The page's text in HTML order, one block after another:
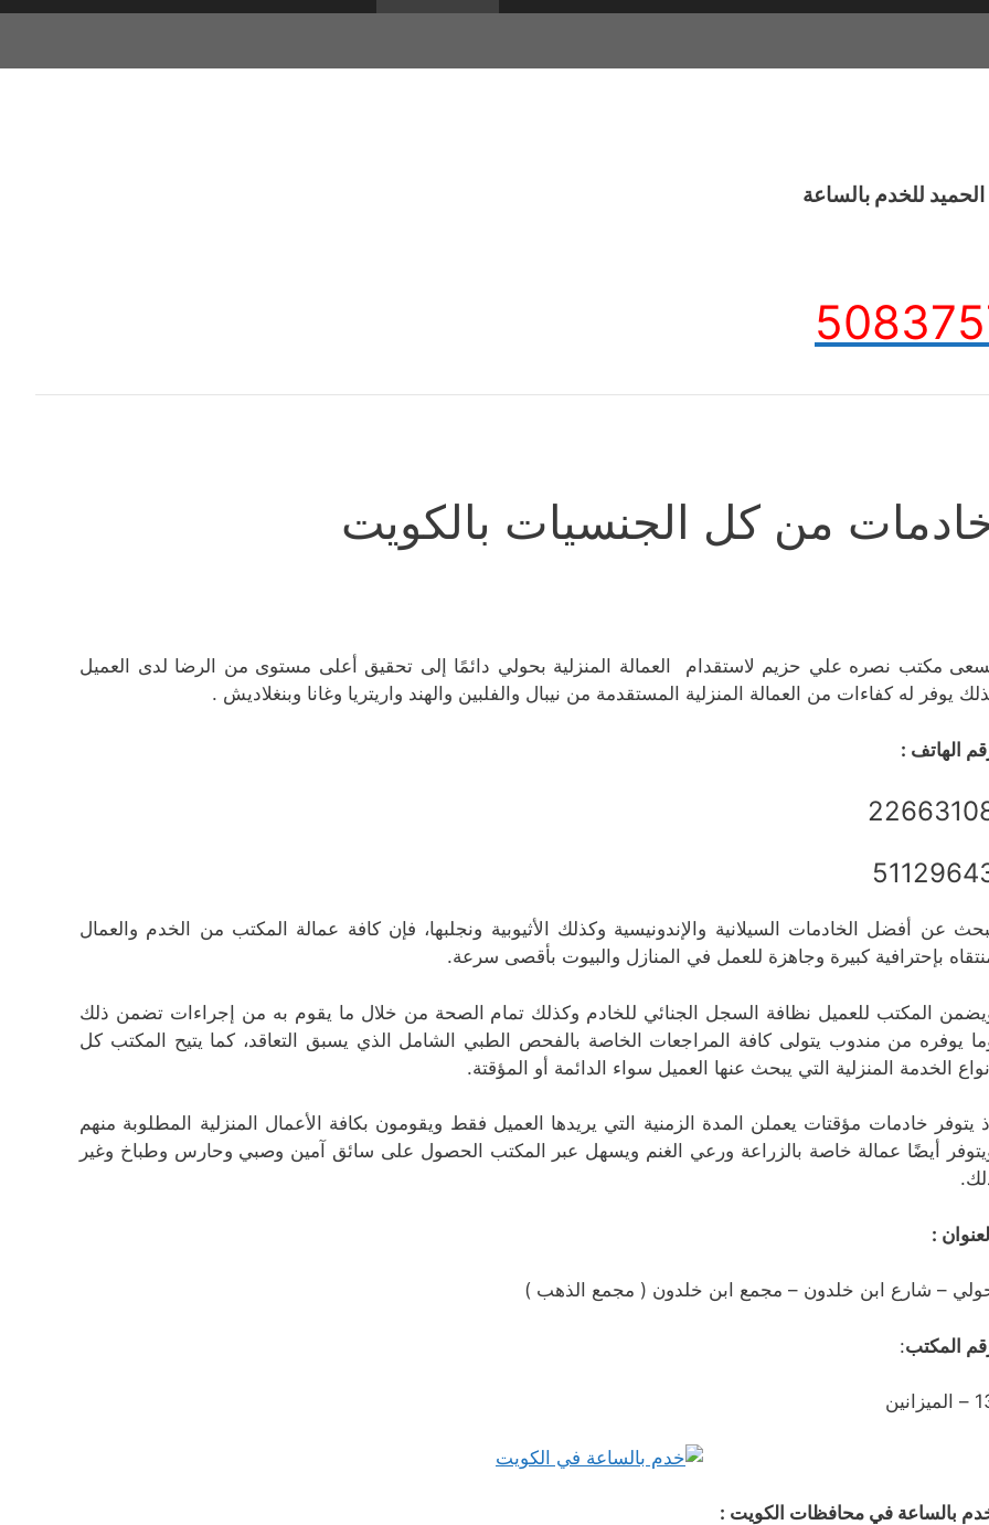
للخدم بالساعة
من كل الجنسيات بالكويت
مكتب نصره علي حزيم لاستقدام العمالة المنزلية بحولي دائمًا إلى تحقيق أعلى مستوى من الرضا لدى العميل
يوفر له كفاءات من العمالة المنزلية المستقدمة من نيبال والفلبين والهند واريتريا وغانا وبنغلاديش .
الهاتف :
عن أفضل الخادمات السيلانية والإندونيسية وكذلك الأثيوبية ونجلبها، فإن كافة عمالة المكتب من الخدم والعمال
بإحترافية كبيرة وجاهزة للعمل في المنازل والبيوت بأقصى سرعة.
المكتب للعميل نظافة السجل الجنائي للخادم وكذلك تمام الصحة من خلال ما يقوم به من إجراءات تضمن ذلك
يوفره من مندوب يتولى كافة المراجعات الخاصة بالفحص الطبي الشامل الذي يسبق التعاقد، كما يتيح المكتب كل
الخدمة المنزلية التي يبحث عنها العميل سواء الدائمة أو المؤقتة.
يتوفر خادمات مؤقتات يعملن المدة الزمنية التي يريدها العميل فقط ويقومون بكافة الأعمال المنزلية المطلوبة منهم
أيضًا عمالة خاصة بالزراعة ورعي الغنم ويسهل عبر المكتب الحصول على سائق آمين وصبي وحارس وطباخ وغير
:
– شارع ابن خلدون – مجمع ابن خلدون ( مجمع الذهب )
المكتب:
بالساعة في محافظات الكويت :